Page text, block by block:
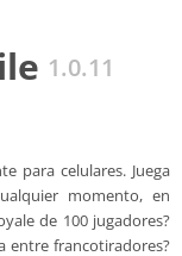
1.0.11
para celulares. Juega
momento, en
de 100 jugadores?
entre francotiradores?